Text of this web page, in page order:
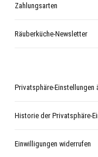
Zahlungsarten
Räuberküche-Newsletter
Privatsphäre-Einstellungen
Historie der Privatsphäre-
Einwilligungen widerrufen